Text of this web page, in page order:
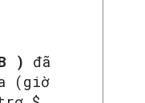
) đã
(giờ